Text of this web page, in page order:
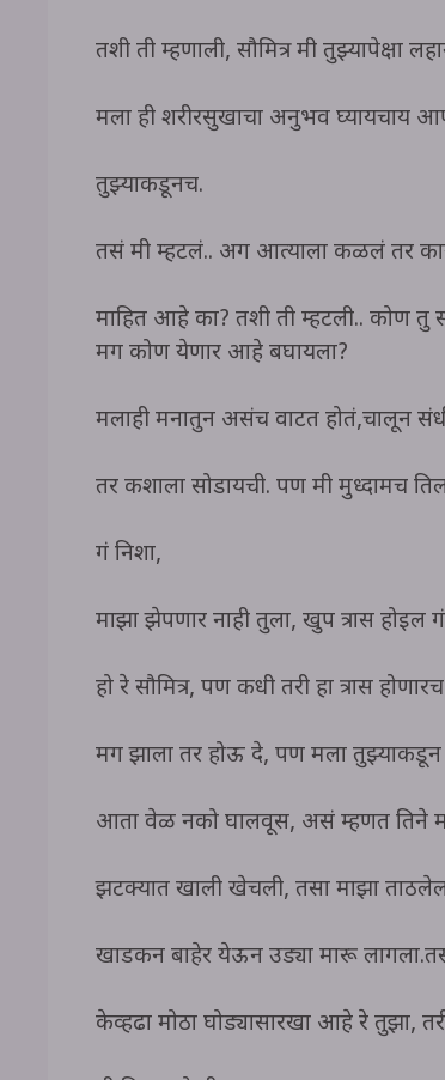
तशी ती म्हणाली, सौमित्र मी
मला ही शरीरसुखाचा अनुभव घ्यायचाय
तुझ्याकडूनच.
तसं मी म्हटलं.. अग आत्याला कळलं तर
माहित आहे का? तशी ती म्हटली.. कोण
मग कोण येणार आहे बघायला?
मलाही मनातुन असंच वाटत होतं,चालून
तर कशाला सोडायची. पण मी मुध्दामच
गं निशा,
माझा झेपणार नाही तुला, खुप त्रास
हो रे सौमित्र, पण कधी तरी हा त्रास
मग झाला तर होऊ दे, पण मला
आता वेळ नको घालवूस, असं म्हणत तिने
झटक्यात खाली खेचली, तसा माझा
खाडकन बाहेर येऊन उड्या मारू
केव्हढा मोठा घोड्यासारखा आहे रे तुझा,